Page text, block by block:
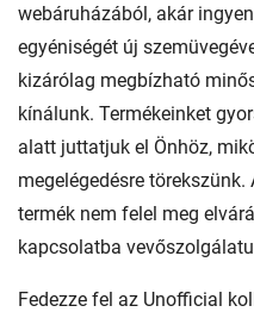
webáruházából, akár
egyéniségét új
kizárólag megbízható
kínálunk. Termékeinket
alatt juttatjuk el Önhöz,
megelégedésre
termék nem felel meg
kapcsolatba
Fedezze fel az Unofficial